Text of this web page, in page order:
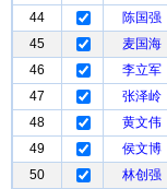
44
陈国强
45
麦国海
46
李立军
47
张泽岭
48
黄文伟
49
侯文博
50
林创强